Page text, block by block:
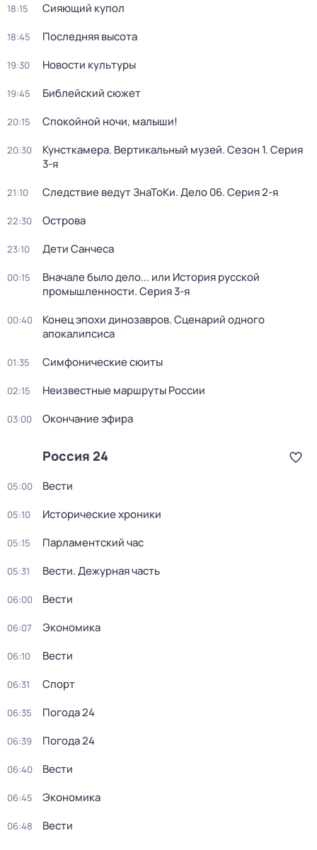
18:15 Сияющий купол
18:45 Последняя высота
19:30 Новости культуры
19:45 Библейский сюжет
20:15 Спокойной ночи, малыши!
20:30 Кунсткамера. Вертикальный музей. Сезон 1. Серия
3-я
21:10 Следствие ведут ЗнаТоКи. Дело 06. Серия 2-я
22:30 Острова
23:10 Дети Санчеса
00:15
Вначале было дело... или История русской
промышленности. Серия 3-я
00:40
Конец эпохи динозавров. Сценарий одного
апокалипсиса
01:35 Симфонические сюиты
02:15 Неизвестные маршруты России
03:00 Окончание эфира
Россия 24
05:00 Вести
05:10 Исторические хроники
05:15 Парламентский час
05:31 Вести. Дежурная часть
06:00 Вести
06:07 Экономика
06:10 Вести
06:31 Спорт
06:35 Погода 24
06:39 Погода 24
06:40 Вести
06:45 Экономика
06:48 Вести